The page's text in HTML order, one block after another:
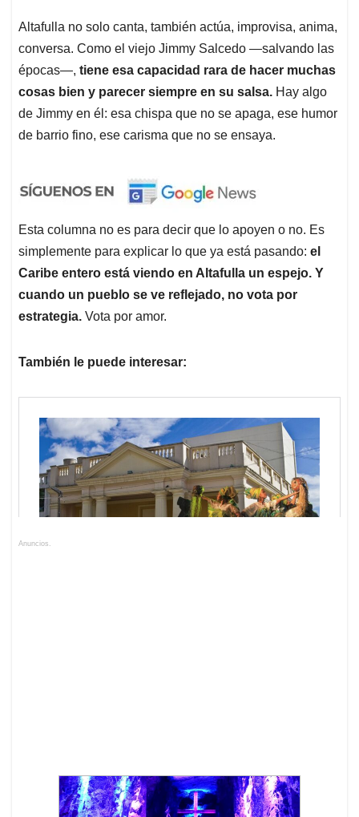
Altafulla no solo canta, también actúa, improvisa, anima,
conversa. Como el viejo Jimmy Salcedo —salvando las
épocas—, tiene esa capacidad rara de hacer muchas
cosas bien y parecer siempre en su salsa. Hay algo
de Jimmy en él: esa chispa que no se apaga, ese humor
de barrio fino, ese carisma que no se ensaya.
Esta columna no es para decir que lo apoyen o no. Es
simplemente para explicar lo que ya está pasando: el
Caribe entero está viendo en Altafulla un espejo. Y
cuando un pueblo se ve reflejado, no vota por
estrategia. Vota por amor.
También le puede interesar:
Anuncios.